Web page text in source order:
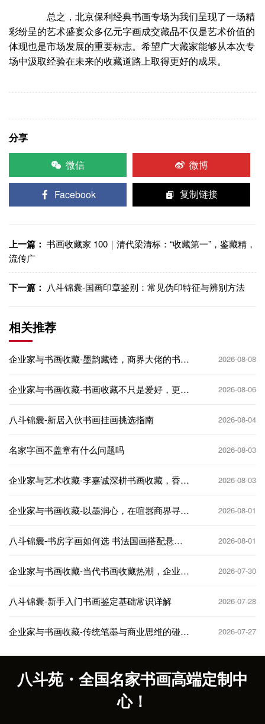
总之，北京保利经典书画专场为我们呈现了一场精
彩纷呈的艺术盛宴众多亿元字画成交藏品不仅是艺术价值的
体现也是市场发展的重要标志。希望广大藏家能够从本次专
场中汲取经验在未来的收藏道路上取得更好的成果。
分享
微信
微博
Facebook 复制链接
上一篇： 书画收藏家 100｜清代梁清标：“收藏第一”，鉴藏精，
流传广
下一篇： 八斗锦囊-国画印章鉴别：常见伪印特征与辨别方法
相关推荐
企业家与书画收藏-墨韵藏锋，商界大佬的书画
2026-08-08
企业家与书画收藏-书画收藏不只是爱好，更是
2026-08-06
八斗锦囊-新居入伙书画挂画挑选指南 2026-08-04
名家字画不盖章有什么问题吗 2026-08-03
企业家与艺术收藏-李嘉诚深耕书画收藏，香港
2026-08-03
企业家与书画收藏-以墨润心，在喧嚣商界寻得
2026-08-01
八斗锦囊-书房字画如何选 书法国画搭配悬挂
2026-08-01
企业家与书画收藏-当代书画收藏热潮，企业家
2026-07-30
八斗锦囊-新手入门书画鉴定基础常识详解 2026-07-28
企业家与书画收藏-传统笔墨与商业思维的碰
2026-07-27
八斗苑・全国名家书画高端定制中
心！